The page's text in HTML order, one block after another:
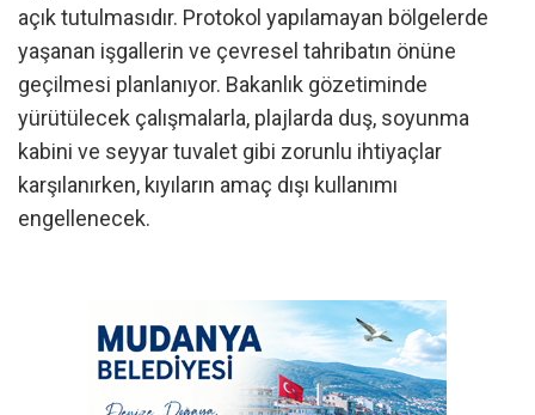
açık tutulmasıdır. Protokol yapılamayan bölgelerde
yaşanan işgallerin ve çevresel tahribatın önüne
geçilmesi planlanıyor. Bakanlık gözetiminde
yürütülecek çalışmalarla, plajlarda duş, soyunma
kabini ve seyyar tuvalet gibi zorunlu ihtiyaçlar
karşılanırken, kıyıların amaç dışı kullanımı
engellenecek.